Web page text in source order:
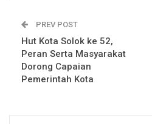
PREV POST
Hut Kota Solok ke 52,
Peran Serta Masyarakat
Dorong Capaian
Pemerintah Kota